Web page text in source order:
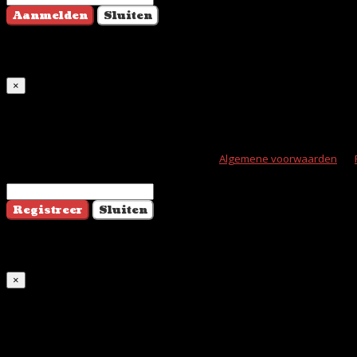
Aanmelden Sluiten
×
Algemene voorwaarden
Registreer Sluiten
×